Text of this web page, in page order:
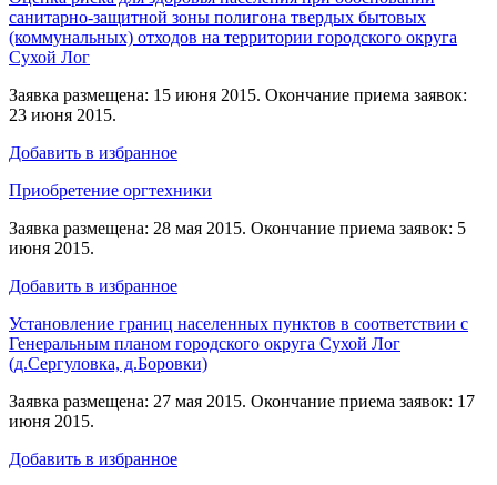
санитарно-защитной зоны полигона твердых бытовых
(коммунальных) отходов на территории городского округа
Сухой Лог
Заявка размещена: 15 июня 2015. Окончание приема заявок:
23 июня 2015.
Добавить в избранное
Приобретение оргтехники
Заявка размещена: 28 мая 2015. Окончание приема заявок: 5
июня 2015.
Добавить в избранное
Установление границ населенных пунктов в соответствии с
Генеральным планом городского округа Сухой Лог
(д.Сергуловка, д.Боровки)
Заявка размещена: 27 мая 2015. Окончание приема заявок: 17
июня 2015.
Добавить в избранное